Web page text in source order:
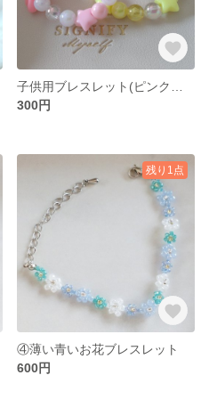
300円
残り1点
④薄い青いお花ブレスレット
600円